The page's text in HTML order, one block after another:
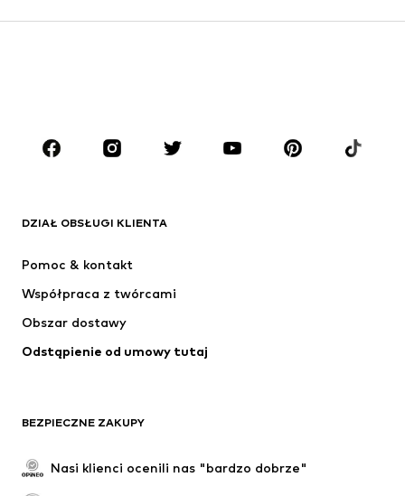
Spódnice
Bluzki & koszule
Akcesoria
Premium
Nowości
Kurtki
Bielizna
Płaszcze
Spódnice
Specjalne okazje
Ekskluzywne
DZIAŁ OBSŁUGI KLIENTA
Pomoc & kontakt
Współpraca z twórcami
Obszar dostawy
Odstąpienie od umowy tutaj
BEZPIECZNE ZAKUPY
Nasi klienci ocenili nas "bardzo dobrze"